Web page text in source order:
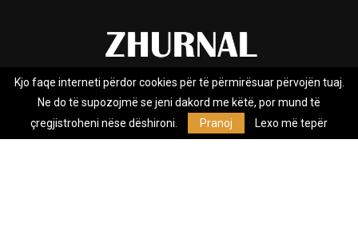
Rreth nesh Impresumi Marketing
Privacy Policy
Zhurnal.mk është Agjenci e Lajmeve e pavarur, e themeluar në vitin
Kjo faqe interneti përdor cookies për të përmirësuar përvojën tuaj.
Ne do të supozojmë se jeni dakord me këtë, por mund të
çregjistroheni nëse dëshironi.
Pranoj Lexo më tepër